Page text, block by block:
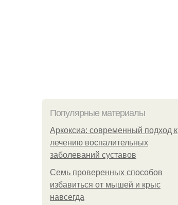
Популярные материалы
Аркоксиа: современный подход к
лечению воспалительных
заболеваний суставов
Семь проверенных способов
избавиться от мышей и крыс
навсегда